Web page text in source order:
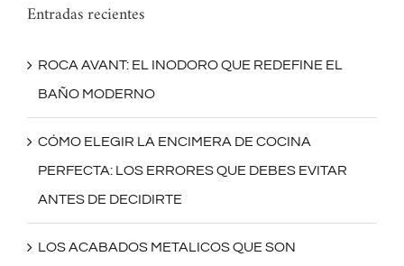
Entradas recientes
ROCA AVANT: EL INODORO QUE REDEFINE EL
BAÑO MODERNO
CÓMO ELEGIR LA ENCIMERA DE COCINA
PERFECTA: LOS ERRORES QUE DEBES EVITAR
ANTES DE DECIDIRTE
LOS ACABADOS METALICOS QUE SON